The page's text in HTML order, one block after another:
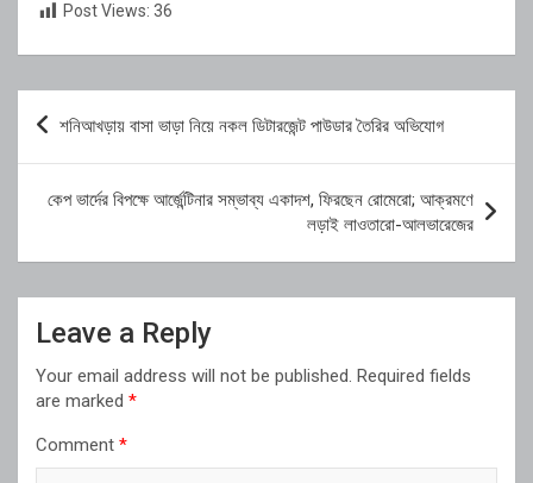
Post Views: 36
Post
navigation
শনিআখড়ায় বাসা ভাড়া নিয়ে নকল ডিটারজেন্ট পাউডার তৈরির অভিযোগ
কেপ ভার্দের বিপক্ষে আর্জেন্টিনার সম্ভাব্য একাদশ, ফিরছেন রোমেরো; আক্রমণে
লড়াই লাওতারো-আলভারেজের
Leave a Reply
Your email address will not be published. Required fields
are marked *
Comment *